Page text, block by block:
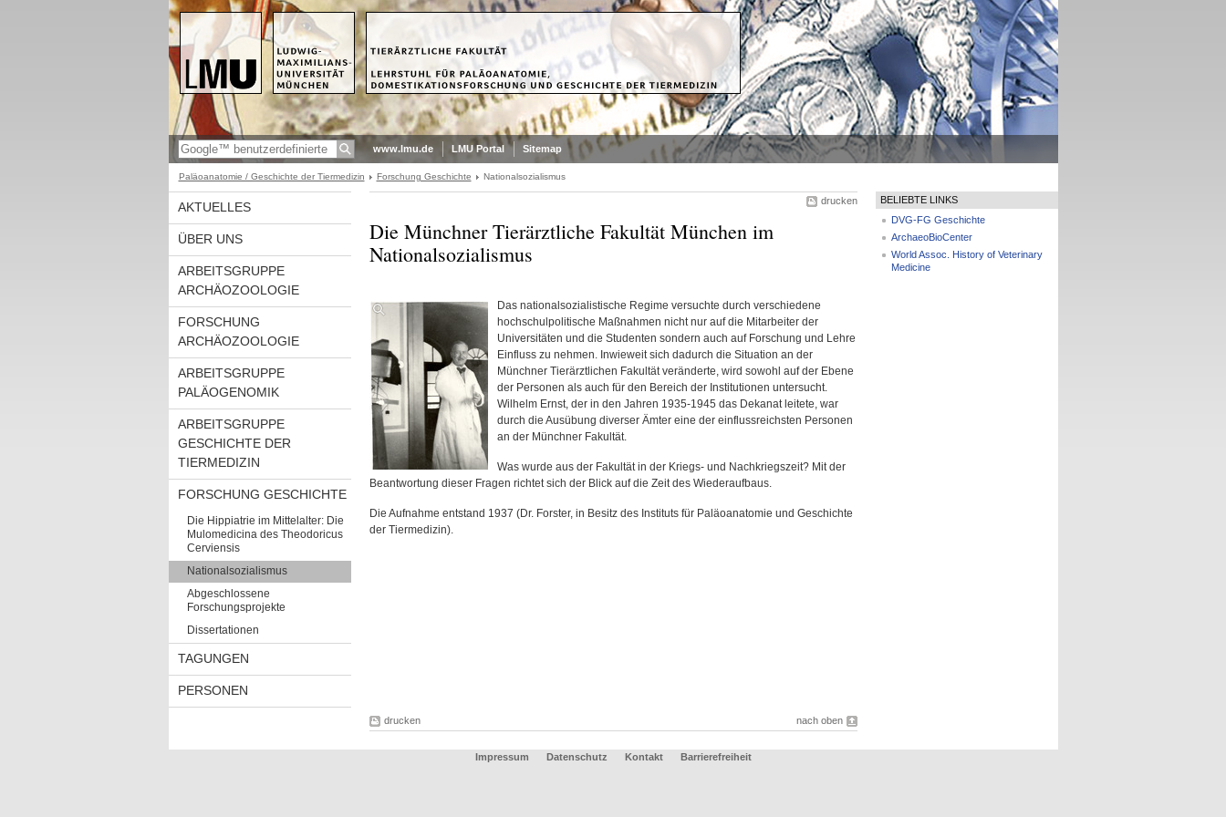
www.lmu.de LMU Portal Sitemap
Paläoanatomie / Geschichte der Tiermedizin Forschung Geschichte Nationalsozialismus
AKTUELLES
ÜBER UNS
ARBEITSGRUPPE
ARCHÄOZOOLOGIE
FORSCHUNG
ARCHÄOZOOLOGIE
ARBEITSGRUPPE
PALÄOGENOMIK
ARBEITSGRUPPE
GESCHICHTE DER
TIERMEDIZIN
FORSCHUNG GESCHICHTE
Die Hippiatrie im Mittelalter: Die
Mulomedicina des Theodoricus
Cerviensis
Nationalsozialismus
Abgeschlossene
Forschungsprojekte
Dissertationen
TAGUNGEN
PERSONEN
drucken
Die Münchner Tierärztliche Fakultät München im
Nationalsozialismus
Das nationalsozialistische Regime versuchte durch verschiedene
hochschulpolitische Maßnahmen nicht nur auf die Mitarbeiter der
Universitäten und die Studenten sondern auch auf Forschung und Lehre
Einfluss zu nehmen. Inwieweit sich dadurch die Situation an der
Münchner Tierärztlichen Fakultät veränderte, wird sowohl auf der Ebene
der Personen als auch für den Bereich der Institutionen untersucht.
Wilhelm Ernst, der in den Jahren 1935-1945 das Dekanat leitete, war
durch die Ausübung diverser Ämter eine der einflussreichsten Personen
an der Münchner Fakultät.
Was wurde aus der Fakultät in der Kriegs- und Nachkriegszeit? Mit der
Beantwortung dieser Fragen richtet sich der Blick auf die Zeit des Wiederaufbaus.
Die Aufnahme entstand 1937 (Dr. Forster, in Besitz des Instituts für Paläoanatomie und Geschichte
der Tiermedizin).
drucken nach oben
BELIEBTE LINKS
DVG-FG Geschichte
ArchaeoBioCenter
World Assoc. History of Veterinary
Medicine
Impressum Datenschutz Kontakt Barrierefreiheit